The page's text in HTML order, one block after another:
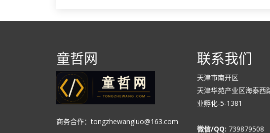
童哲网
商务合作：tongzhewangluo@163.com
联系我们
天津市南开区
天津华苑产业区海泰西
业孵化-5-1381
微信/QQ: 739879508